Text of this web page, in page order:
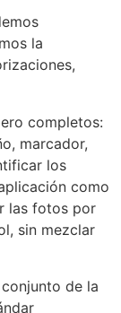
la
completos:
marcador,
los
como
las fotos por
sin mezclar
de la